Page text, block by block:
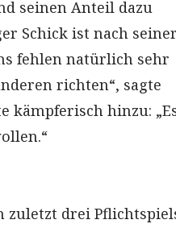
seinen Anteil dazu
Schick ist nach
fehlen natürlich sehr
richten“, sagte
kämpferisch hinzu:
drei